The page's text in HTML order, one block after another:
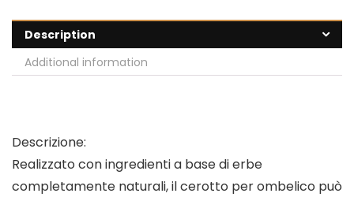
Description
Additional information
Descrizione:
Realizzato con ingredienti a base di erbe
completamente naturali, il cerotto per ombelico può